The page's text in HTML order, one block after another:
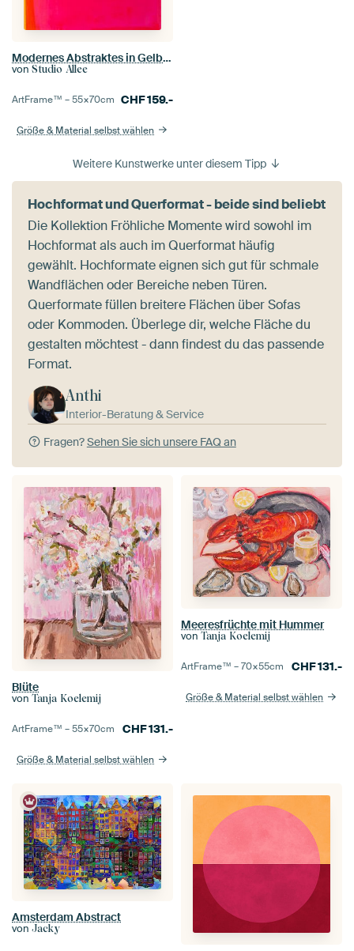
Modernes Abstraktes in Gelb, Rosa und Orange
von Studio Allee
ArtFrame™ –55×70cm CHF159.-
Größe & Material selbst wählen
Weitere Kunstwerke unter diesem Tipp
Hochformat und Querformat - beide sind beliebt
Die Kollektion Fröhliche Momente wird sowohl im
Hochformat als auch im Querformat häufig
gewählt. Hochformate eignen sich gut für schmale
Wandflächen oder Bereiche neben Türen.
Querformate füllen breitere Flächen über Sofas
oder Kommoden. Überlege dir, welche Fläche du
gestalten möchtest - dann findest du das passende
Format.
Anthi
Interior-Beratung & Service
Fragen?Sehen Sie sich unsere FAQ an
Blüte
von Tanja Koelemij
ArtFrame™ –55×70cm CHF131.-
Größe & Material selbst wählen
Meeresfrüchte mit Hummer
von Tanja Koelemij
ArtFrame™ –70×55cm CHF131.-
Größe & Material selbst wählen
Amsterdam Abstract
von Jacky